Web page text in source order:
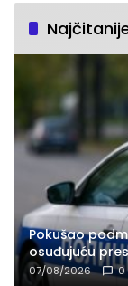
Pokušao
osuđujuću
07/08/2026 0